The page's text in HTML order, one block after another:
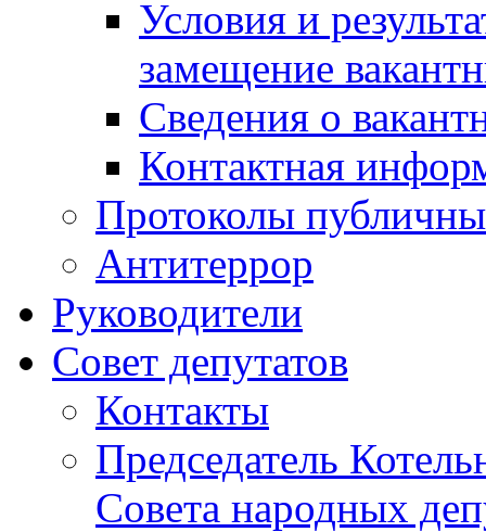
Условия и
замещение
Сведения о
Контактная
Протоколы
Антитеррор
Руководители
Совет депутатов
Контакты
Председатель
Совета народных